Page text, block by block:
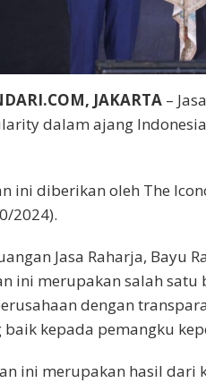
JAKARTA –
dalam ajang
ini diberikan oleh The
2024).
Jasa Raharja, Bayu
ini merupakan salah satu
dengan
kepada pemangku
ini merupakan hasil